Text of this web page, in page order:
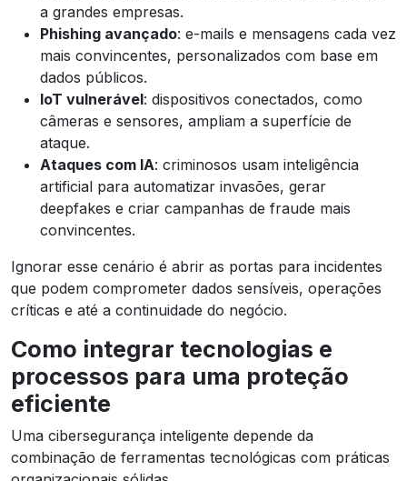
a grandes empresas.
Phishing avançado: e-mails e mensagens cada vez
mais convincentes, personalizados com base em
dados públicos.
IoT vulnerável: dispositivos conectados, como
câmeras e sensores, ampliam a superfície de
ataque.
Ataques com IA: criminosos usam inteligência
artificial para automatizar invasões, gerar
deepfakes e criar campanhas de fraude mais
convincentes.
Ignorar esse cenário é abrir as portas para incidentes
que podem comprometer dados sensíveis, operações
críticas e até a continuidade do negócio.
Como integrar tecnologias e
processos para uma proteção
eficiente
Uma cibersegurança inteligente depende da
combinação de ferramentas tecnológicas com práticas